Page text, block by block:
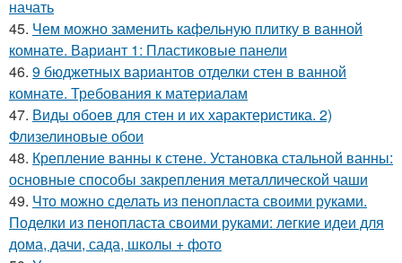
начать
45. Чем можно заменить кафельную плитку в ванной
комнате. Вариант 1: Пластиковые панели
46. 9 бюджетных вариантов отделки стен в ванной
комнате. Требования к материалам
47. Виды обоев для стен и их характеристика. 2)
Флизелиновые обои
48. Крепление ванны к стене. Установка стальной ванны:
основные способы закрепления металлической чаши
49. Что можно сделать из пенопласта своими руками.
Поделки из пенопласта своими руками: легкие идеи для
дома, дачи, сада, школы + фото